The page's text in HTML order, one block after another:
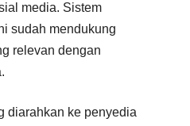
media. Sistem
sudah mendukung
relevan dengan
diarahkan ke penyedia